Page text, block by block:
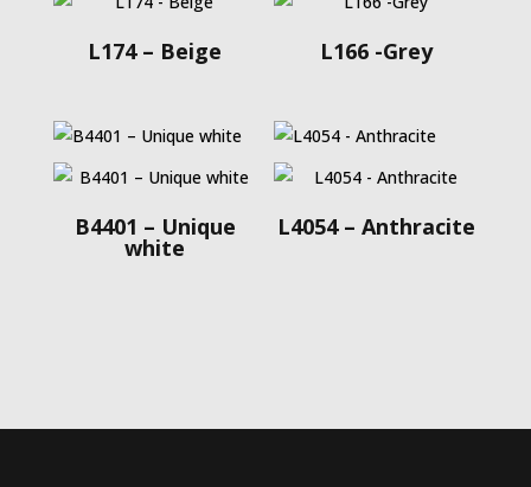
L174 – Beige L166 -Grey
B4401 – Unique
white
L4054 – Anthracite